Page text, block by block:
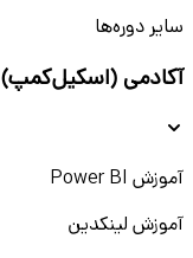
سایر دوره‌ها
آکادمی (اسکیل‌کمپ)
آموزش Power BI
آموزش لینکدین